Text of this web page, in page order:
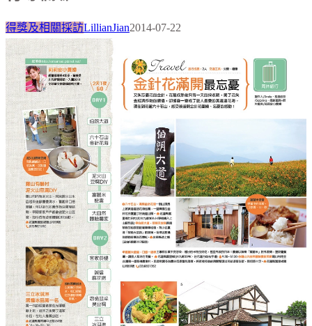
得獎及相關採訪LillianJian2014-07-22